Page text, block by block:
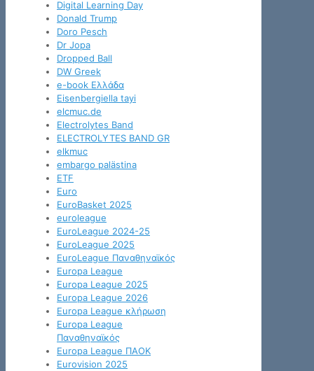
Digital Learning Day
Donald Trump
Doro Pesch
Dr Jopa
Dropped Ball
DW Greek
e-book Ελλάδα
Eisenbergiella tayi
elcmuc.de
Electrolytes Band
ELECTROLYTES BAND GR
elkmuc
embargo palästina
ETF
Euro
EuroBasket 2025
euroleague
EuroLeague 2024-25
EuroLeague 2025
EuroLeague Παναθηναϊκός
Europa League
Europa League 2025
Europa League 2026
Europa League κλήρωση
Europa League
Παναθηναϊκός
Europa League ΠΑΟΚ
Eurovision 2025